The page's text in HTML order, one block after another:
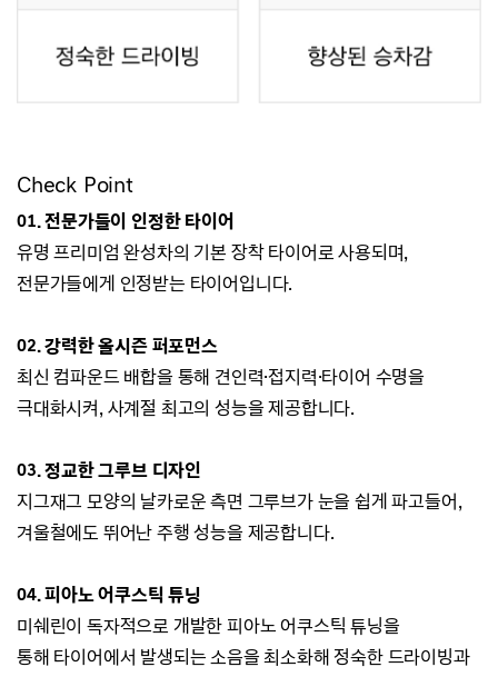
Check Point
01.전문가들이 인정한 타이어
유명 프리미엄 완성차의 기본 장착 타이어로 사용되며,
전문가들에게 인정받는 타이어입니다.
02. 강력한 올시즌 퍼포먼스
최신 컴파운드 배합을 통해 견인력·접지력·타이어 수명을
극대화시켜, 사계절 최고의 성능을 제공합니다.
03. 정교한 그루브 디자인
지그재그 모양의 날카로운 측면 그루브가 눈을 쉽게 파고들어,
겨울철에도 뛰어난 주행 성능을 제공합니다.
04. 피아노 어쿠스틱 튜닝
미쉐린이 독자적으로 개발한 피아노 어쿠스틱 튜닝을
통해 타이어에서 발생되는 소음을 최소화해 정숙한 드라이빙과